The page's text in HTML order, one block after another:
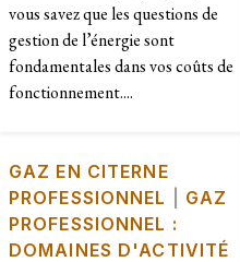
vous savez que les questions de
gestion de l’énergie sont
fondamentales dans vos coûts de
fonctionnement....
GAZ EN CITERNE
PROFESSIONNEL
GAZ
PROFESSIONNEL :
DOMAINES D'ACTIVITÉ